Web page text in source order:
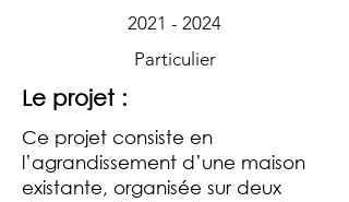
2021 - 2024
Particulier
Le projet :
Ce projet consiste en
l’agrandissement d’une maison
existante, organisée sur deux